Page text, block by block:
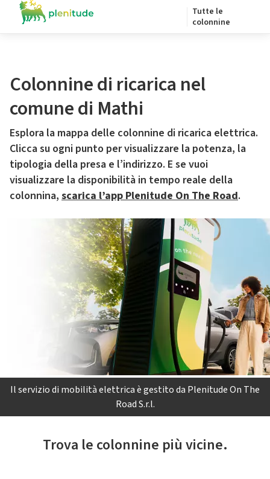
Tutte le
colonnine
Colonnine di ricarica nel
comune di Mathi
Esplora la mappa delle colonnine di ricarica elettrica.
Clicca su ogni punto per visualizzare la potenza, la
tipologia della presa e l’indirizzo. E se vuoi
visualizzare la disponibilità in tempo reale della
colonnina, scarica l’app Plenitude On The Road.
Il servizio di mobilità elettrica è gestito da Plenitude On The
Road S.r.l.
Trova le colonnine più vicine.